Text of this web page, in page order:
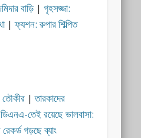
বাড়ি |গৃহসজ্জা:
|ফ্যশন: রুপার শিল্পিত
তৌকীর |তারকাদের
তেই রয়েছে ভালবাসা:
গড়ছে ব্যাং